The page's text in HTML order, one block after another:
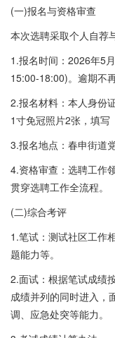
(一)报名与资格审查
本次选聘采取个人自荐
1.报名时间：2026年5
15:00-18:00)。逾期不再
2.报名材料：本人身份
1寸免冠照片2张，填写
3.报名地点：春申街道
4.资格审查：选聘工作
贯穿选聘工作全流程。
(二)综合考评
1.笔试：测试社区工作
题能力等。
2.面试：根据笔试成绩
成绩并列的同时进入，
调、应急处突等能力。